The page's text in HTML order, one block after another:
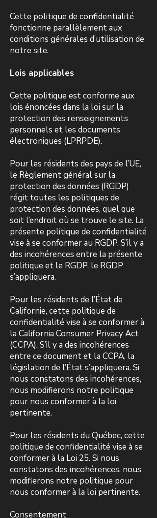
Cette politique de confidentialité
fonctionne parallèlement aux
conditions générales d’utilisation de
notre site.
Lois applicables
Cette politique est conforme aux
lois énoncées dans la loi sur la
protection des renseignements
personnels et les documents
électroniques (LPRPDE).
Pour les résidents des pays de l’UE,
le Règlement général sur la
protection des données (RGDP)
régit toutes les politiques de
protection des données, quel que
soit l’endroit où se trouve le site. La
présente politique de confidentialité
vise à se conformer au RGDP. S’il y a
des incohérences entre la présente
politique et le RGDP, le RGDP
s’appliquera.
Pour les résidents de l’État de
Californie, cette politique de
confidentialité vise à se conformer à
la California Consumer Privacy Act
(CCPA). S’il y a des incohérences
entre ce document et la CCPA, la
législation de l’État s’appliquera. Si
nous constatons des incohérences,
nous modifierons notre politique
pour nous conformer à la loi
pertinente.
Pour les résidents du Québec, cette
politique de confidentialité vise à se
conformer à la Loi 25. Si nous
constatons des incohérences, nous
modifierons notre politique pour
nous conformer à la loi pertinente.
Consentement